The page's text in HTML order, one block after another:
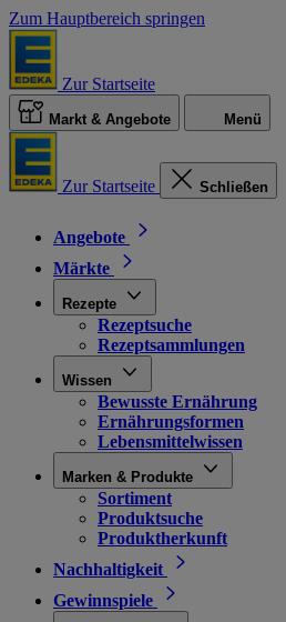
Zum Hauptbereich springen
Zur Startseite
Markt & Angebote Menü
Zur Startseite Schließen
Angebote
Märkte
Rezepte
Rezeptsuche
Rezeptsammlungen
Wissen
Bewusste Ernährung
Ernährungsformen
Lebensmittelwissen
Marken & Produkte
Sortiment
Produktsuche
Produktherkunft
Nachhaltigkeit
Gewinnspiele